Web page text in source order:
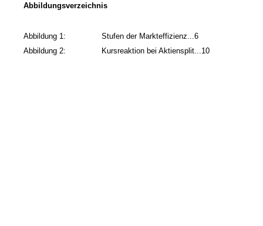
Abbildungsverzeichnis
Abbildung 1:
Stufen der Markteffizienz...6
Abbildung 2:
Kursreaktion bei Aktiensplit...10